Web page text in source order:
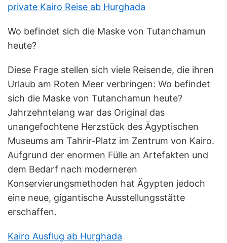
private Kairo Reise ab Hurghada
Wo befindet sich die Maske von Tutanchamun
heute?
Diese Frage stellen sich viele Reisende, die ihren
Urlaub am Roten Meer verbringen: Wo befindet
sich die Maske von Tutanchamun heute?
Jahrzehntelang war das Original das
unangefochtene Herzstück des Ägyptischen
Museums am Tahrir-Platz im Zentrum von Kairo.
Aufgrund der enormen Fülle an Artefakten und
dem Bedarf nach moderneren
Konservierungsmethoden hat Ägypten jedoch
eine neue, gigantische Ausstellungsstätte
erschaffen.
Kairo Ausflug ab Hurghada